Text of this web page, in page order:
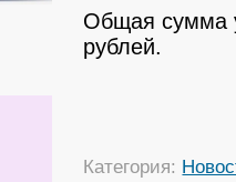
​Общая сумма
рублей.
Категория: